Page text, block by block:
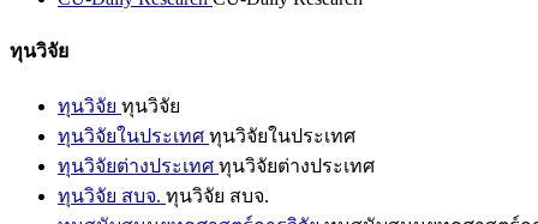
ทุนวิจัย
ทุนวิจัย ทุนวิจัย
ทุนวิจัยในประเทศ ทุนวิจัยในประเทศ
ทุนวิจัยต่างประเทศ ทุนวิจัยต่างประเทศ
ทุนวิจัย สบจ. ทุนวิจัย สบจ.